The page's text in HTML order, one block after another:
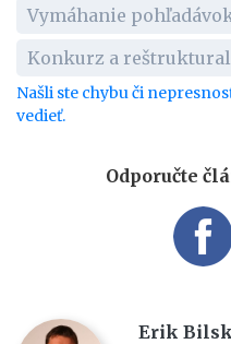
Vymáhanie
Konkurz a
Našli ste chybu či
vedieť.
Odporučte
Erik